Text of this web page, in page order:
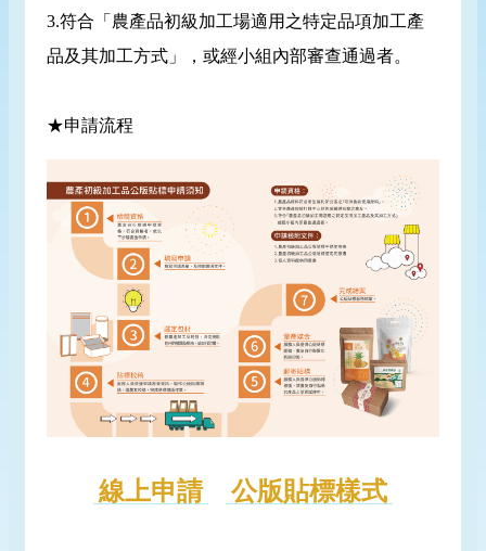
3.符合「農產品初級加工場適用之特定品項加工產
品及其加工方式」，或經小組內部審查通過者。
★申請流程
線上申請 公版貼標樣式